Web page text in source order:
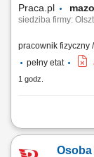
Praca.pl
siedziba firmy:
pracownik fizyczny
pełny etat
1 godz.
Opis stanowiska: